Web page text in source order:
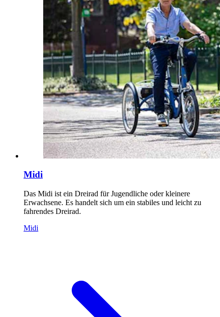
Midi
Das Midi ist ein Dreirad für Jugendliche oder kleinere
Erwachsene. Es handelt sich um ein stabiles und leicht zu
fahrendes Dreirad.
Midi